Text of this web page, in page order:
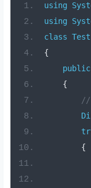
using
using
class Test
{
public
{
//
{